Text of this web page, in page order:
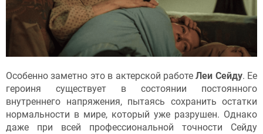
Особенно заметно это в актерской работеЛеи Сейду. Ее
героиня существует в состоянии постоянного
внутреннего напряжения, пытаясь сохранить остатки
нормальности в мире, который уже разрушен. Однако
даже при всей профессиональной точности Сейду